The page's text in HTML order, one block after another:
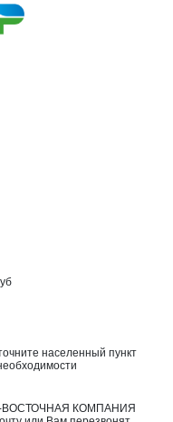
населенный пункт
ВОСТОЧНАЯ КОМПАНИЯ